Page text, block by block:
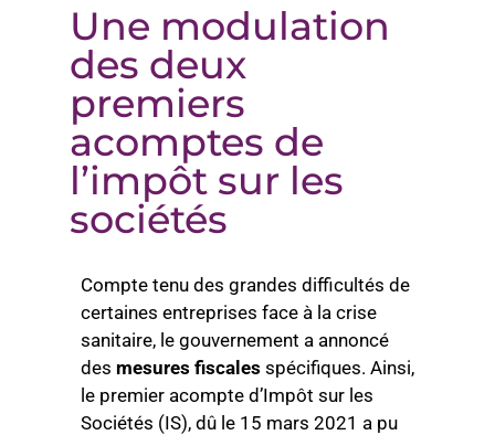
Une modulation
des deux
premiers
acomptes de
l’impôt sur les
sociétés
Compte tenu des grandes difficultés de
certaines entreprises face à la crise
sanitaire, le gouvernement a annoncé
des mesures fiscales spécifiques. Ainsi,
le premier acompte d’Impôt sur les
Sociétés (IS), dû le 15 mars 2021 a pu